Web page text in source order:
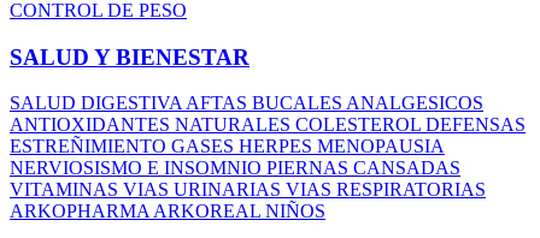
CONTROL DE PESO
SALUD Y BIENESTAR
SALUD DIGESTIVAAFTAS BUCALES ANALGESICOS
ANTIOXIDANTES NATURALES COLESTEROL DEFENSAS
ESTREÑIMIENTO GASES HERPES MENOPAUSIA
NERVIOSISMO E INSOMNIO PIERNAS CANSADAS
VITAMINAS VIAS URINARIAS VIAS RESPIRATORIAS
ARKOPHARMAARKOREAL NIÑOS